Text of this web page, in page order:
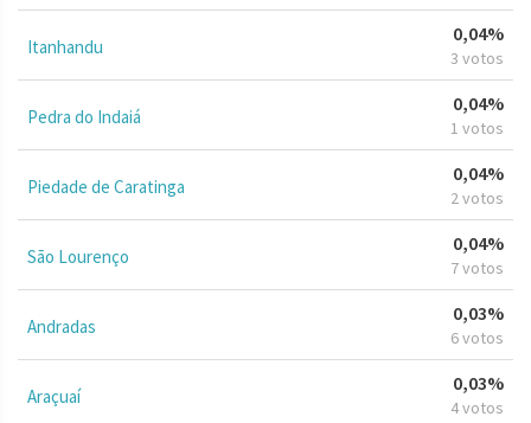
Itanhandu
0,04%
3 votos
Pedra do Indaiá
0,04%
1 votos
Piedade de Caratinga
0,04%
2 votos
São Lourenço
0,04%
7 votos
Andradas
0,03%
6 votos
Araçuaí
0,03%
4 votos